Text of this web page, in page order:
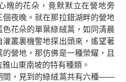
魄的花朵，竟默默立在營地旁
夜晚。就在那拉錯湖畔的營地
花朵的單葉綠絨蒿，如同清晨
叢裏機警地探出頭來，遙望著
營地，那仿佛是一種榮耀，且
山東南坡的特有種類。
，見到的綠絨蒿共有六種——